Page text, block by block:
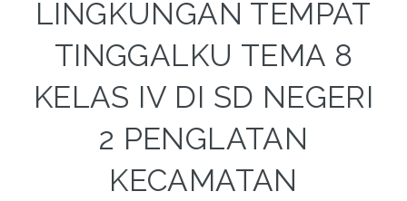
LINGKUNGAN TEMPAT
TINGGALKU TEMA 8
KELAS IV DI SD NEGERI
2 PENGLATAN
KECAMATAN